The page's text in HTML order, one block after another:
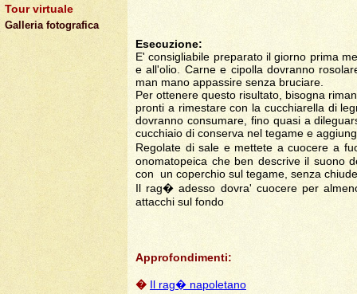
Esecuzione:
E' consigliabile preparato il giorno prima
e all'olio. Carne e cipolla dovranno
man mano appassire senza bruciare.
Per ottenere questo risultato, bisogna
pronti a rimestare con la cucchiarella di
dovranno consumare, fino quasi a
cucchiaio di conserva nel tegame e
Regolate di sale e mettete a cuocere a
onomatopeica che ben descrive il suono
con un coperchio sul tegame, senza
Il rag� adesso dovra' cuocere per
attacchi sul fondo
Approfondimenti:
� Il rag� napoletano
Tour virtuale
Galleria fotografica